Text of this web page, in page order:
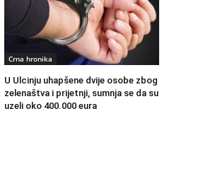
Crna hronika
U Ulcinju uhapšene dvije osobe zbog
zelenaštva i prijetnji, sumnja se da su
uzeli oko 400.000 eura